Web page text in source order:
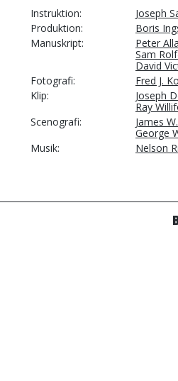
Instruktion
Joseph
Produktion
Boris
Manuskript
Peter
Sam
David
Fotografi
Fred J.
Klip
Joseph
Ray
Scenografi
James
George
Musik
Nelson